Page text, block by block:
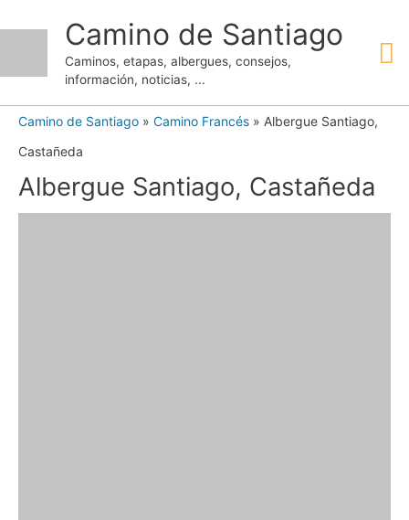
contenido
Camino de Santiago
Caminos, etapas, albergues, consejos,
información, noticias, ...
Camino de Santiago » Camino Francés » Albergue Santiago,
Castañeda
Albergue Santiago, Castañeda